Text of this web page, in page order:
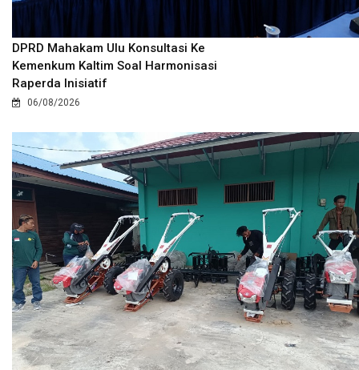
DPRD Mahakam Ulu Konsultasi Ke
Kemenkum Kaltim Soal Harmonisasi
Raperda Inisiatif
06/08/2026